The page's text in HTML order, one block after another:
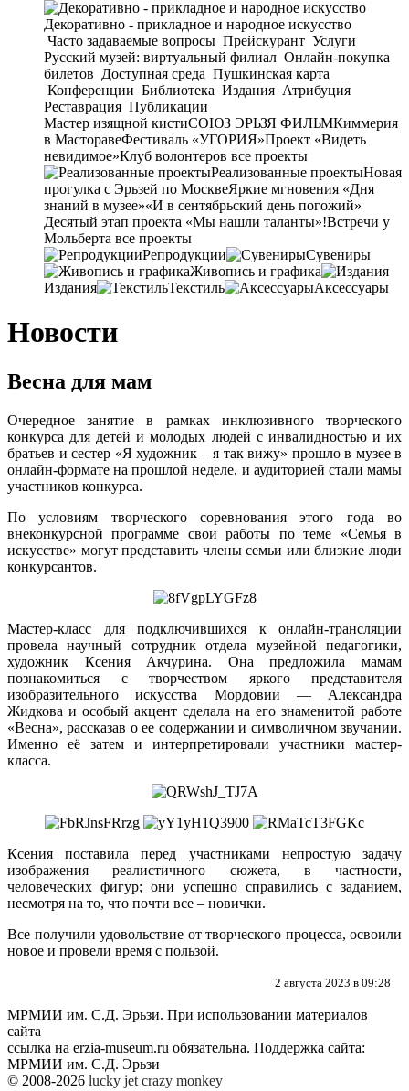
Декоративно - прикладное и народное искусство
Часто задаваемые вопросы Прейскурант Услуги
Русский музей: виртуальный филиал Онлайн-покупка
билетов Доступная среда Пушкинская карта
Конференции Библиотека Издания Атрибуция
Реставрация Публикации
Мастер изящной кистиСОЮЗ ЭРЬЗЯ ФИЛЬМКиммерия
в МасторавеФестиваль «УГОРИЯ»Проект «Видеть
невидимое»Клуб волонтеров все проекты
Реализованные проектыНовая
прогулка с Эрьзей по МосквеЯркие мгновения «Дня
знаний в музее»«И в сентябрьский день погожий»
Десятый этап проекта «Мы нашли таланты»!Встречи у
Мольберта все проекты
Репродукции
Сувениры
Живопись и графика
Издания
Текстиль Аксессуары
Новости
Весна для мам
Очередное занятие в рамках инклюзивного творческого
конкурса для детей и молодых людей с инвалидностью и их
братьев и сестер «Я художник – я так вижу» прошло в музее в
онлайн-формате на прошлой неделе, и аудиторией стали мамы
участников конкурса.
По условиям творческого соревнования этого года во
внеконкурсной программе свои работы по теме «Семья в
искусстве» могут представить члены семьи или близкие люди
конкурсантов.
Мастер-класс для подключившихся к онлайн-трансляции
провела научный сотрудник отдела музейной педагогики,
художник Ксения Акчурина. Она предложила мамам
познакомиться с творчеством яркого представителя
изобразительного искусства Мордовии — Александра
Жидкова и особый акцент сделала на его знаменитой работе
«Весна», рассказав о ее содержании и символичном звучании.
Именно её затем и интерпретировали участники мастер-
класса.
Ксения поставила перед участниками непростую задачу
изображения реалистичного сюжета, в частности,
человеческих фигур; они успешно справились с заданием,
несмотря на то, что почти все – новички.
Все получили удовольствие от творческого процесса, освоили
новое и провели время с пользой.
2 августа 2023 в 09:28
МРМИИ им. С.Д. Эрьзи. При использовании материалов
сайта
ссылка на erzia-museum.ru обязательна. Поддержка сайта:
МРМИИ им. С.Д. Эрьзи
© 2008-2026 lucky jet crazy monkey